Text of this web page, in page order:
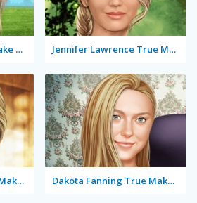
Kelly Clarkson True Make Up Jennifer Lawrence True Make Up
Jennifer Aniston True Make Up Dakota Fanning True Make Up